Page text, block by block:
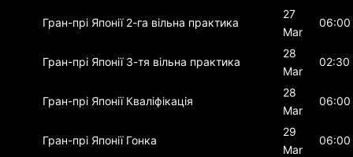
Гран-прі Японії 2-га вільна практика
27
Mar
06:00
Гран-прі Японії 3-тя вільна практика
28
Mar
02:30
Гран-прі Японії Кваліфікація
28
Mar
06:00
Гран-прі Японії Гонка
29
Mar
06:00